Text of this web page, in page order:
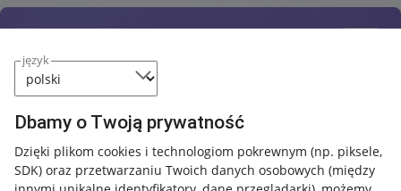
język
Dbamy o Twoją prywatność
Dzięki plikom cookies i technologiom pokrewnym (np. piksele,
SDK) oraz przetwarzaniu Twoich danych osobowych (między